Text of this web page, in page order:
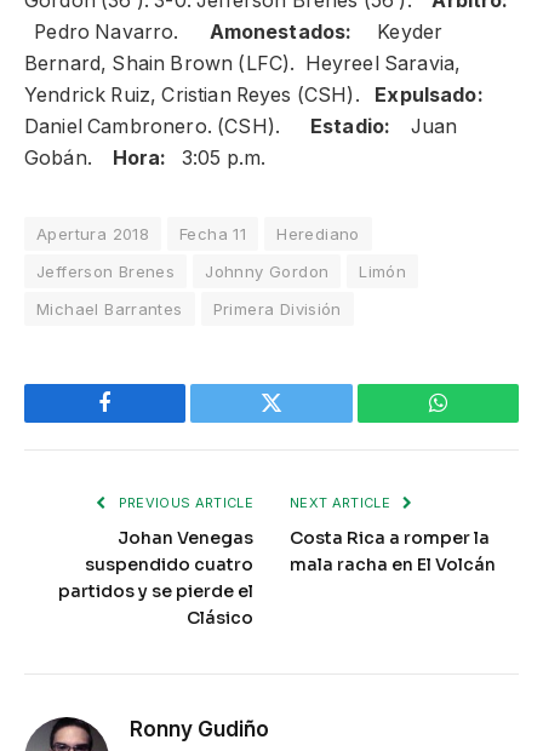
Pedro Navarro. Amonestados: Keyder
Bernard, Shain Brown (LFC). Heyreel Saravia,
Yendrick Ruiz, Cristian Reyes (CSH).
Expulsado:
Daniel Cambronero. (CSH).
Estadio:
Juan
Gobán.
Hora: 3:05 p.m.
Apertura 2018 Fecha 11
Herediano
Jefferson Brenes
Johnny Gordon
Limón
Michael Barrantes
Primera División
Facebook Twitter WhatsApp
PREVIOUS ARTICLE
Johan Venegas
suspendido cuatro
partidos y se pierde el
Clásico
NEXT ARTICLE
Costa Rica a romper la
mala racha en El Volcán
Ronny Gudiño